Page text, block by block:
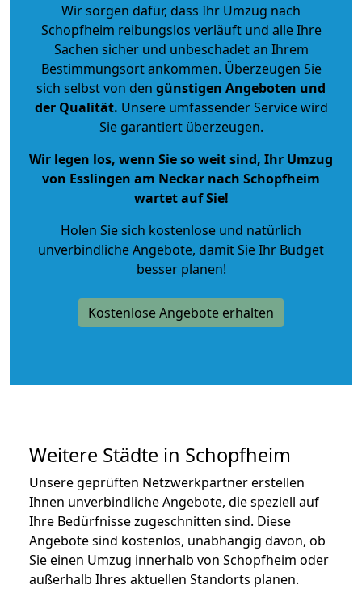
Wir sorgen dafür, dass Ihr Umzug nach
Schopfheim reibungslos verläuft und alle Ihre
Sachen sicher und unbeschadet an Ihrem
Bestimmungsort ankommen. Überzeugen Sie
sich selbst von den günstigen Angeboten und
der Qualität. Unsere umfassender Service wird
Sie garantiert überzeugen.
Wir legen los, wenn Sie so weit sind, Ihr Umzug
von Esslingen am Neckar nach Schopfheim
wartet auf Sie!
Holen Sie sich kostenlose und natürlich
unverbindliche Angebote, damit Sie Ihr Budget
besser planen!
Kostenlose Angebote erhalten
Weitere Städte in Schopfheim
Unsere geprüften Netzwerkpartner erstellen
Ihnen unverbindliche Angebote, die speziell auf
Ihre Bedürfnisse zugeschnitten sind. Diese
Angebote sind kostenlos, unabhängig davon, ob
Sie einen Umzug innerhalb von Schopfheim oder
außerhalb Ihres aktuellen Standorts planen.